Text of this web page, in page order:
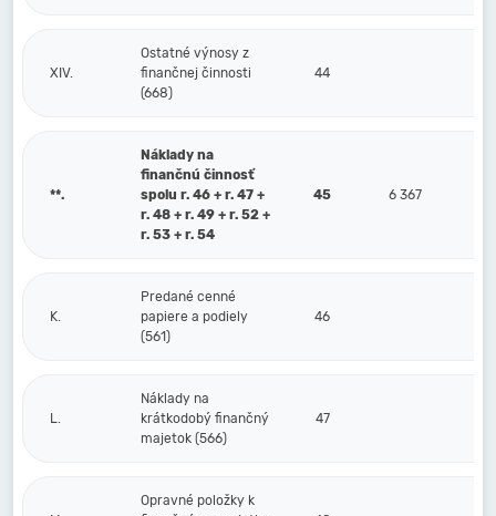
XIV.
Ostatné výnosy z
finančnej činnosti
(668)
44
**.
Náklady na
finančnú činnosť
spolu r. 46 + r. 47 +
r. 48 + r. 49 + r. 52 +
r. 53 + r. 54
45 6 367
K.
Predané cenné
papiere a podiely
(561)
46
L.
Náklady na
krátkodobý finančný
majetok (566)
47
Opravné položky k